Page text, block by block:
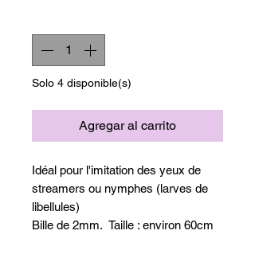
Solo 4 disponible(s)
Agregar al carrito
Idéal pour l'imitation des yeux de
streamers ou nymphes (larves de
libellules)
Bille de 2mm. Taille : environ 60cm